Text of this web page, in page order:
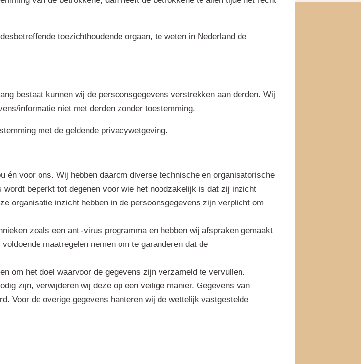
toezichthoudende orgaan, te weten in Nederland de
bestaat kunnen wij de persoonsgegevens verstrekken aan derden. Wij
informatie niet met derden zonder toestemming.
met de geldende privacywetgeving.
én voor ons. Wij hebben daarom diverse technische en organisatorische
beperkt tot degenen voor wie het noodzakelijk is dat zij inzicht
organisatie inzicht hebben in de persoonsgegevens zijn verplicht om
zoals een anti-virus programma en hebben wij afspraken gemaakt
maatregelen nemen om te garanderen dat de
om het doel waarvoor de gegevens zijn verzameld te vervullen.
zijn, verwijderen wij deze op een veilige manier. Gegevens van
Voor de overige gegevens hanteren wij de wettelijk vastgestelde